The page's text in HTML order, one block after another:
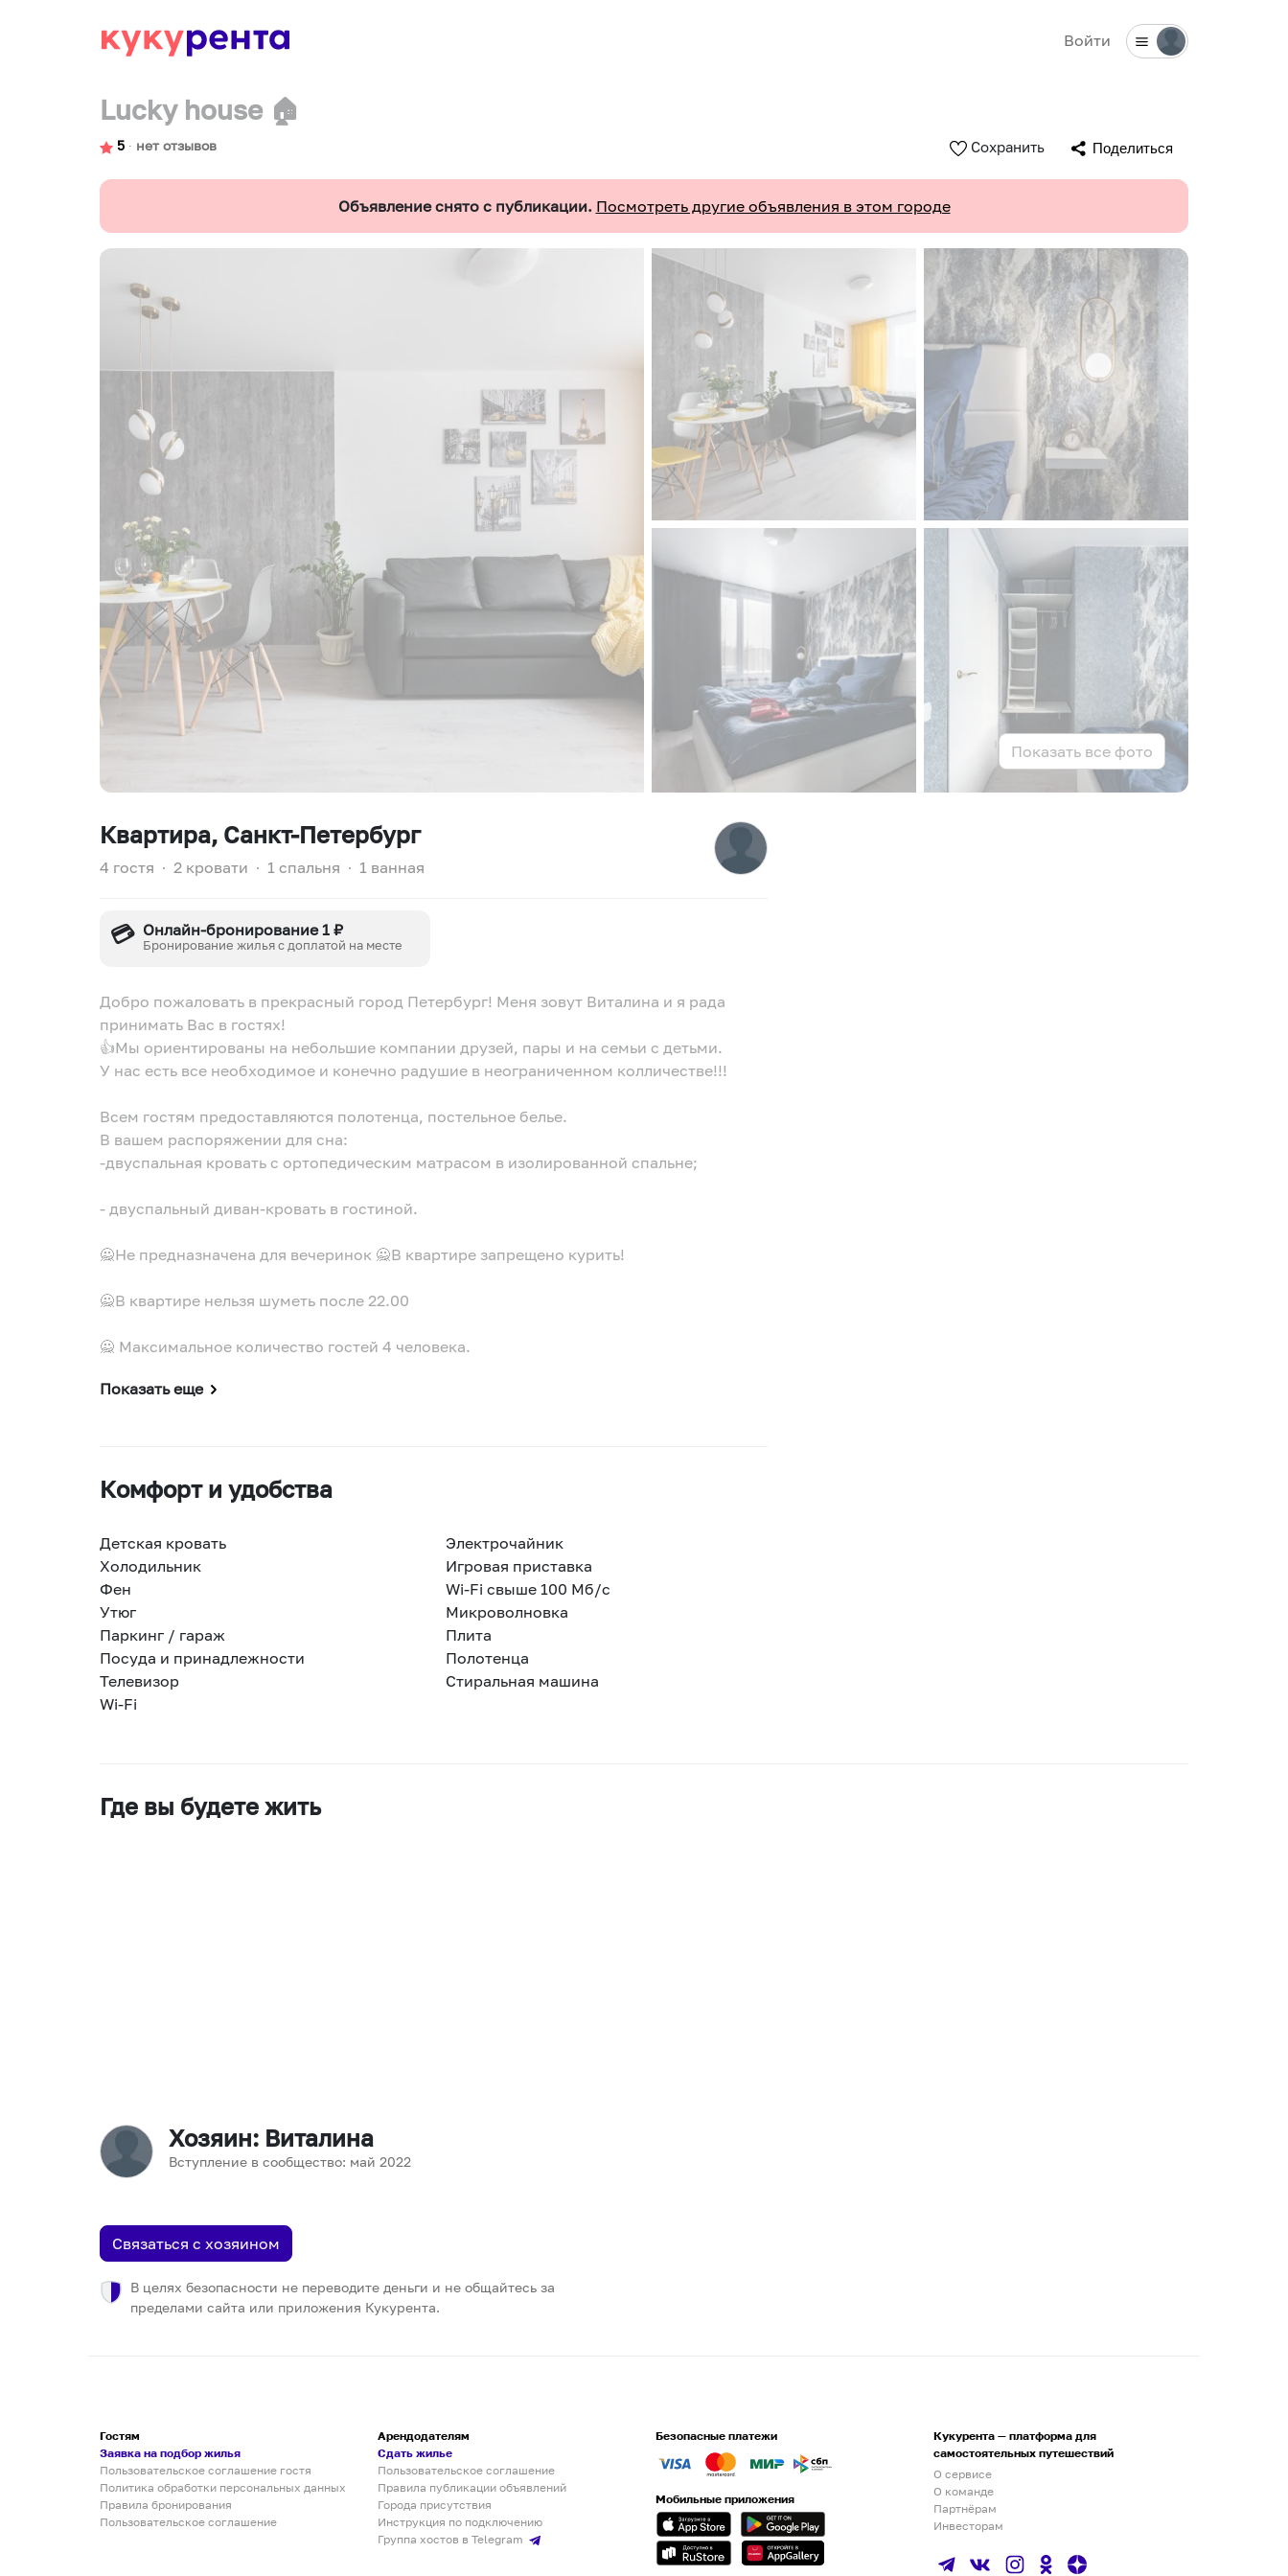
Войти
Lucky house 🏠
5 ∙ нет отзывов Сохранить Поделиться
Объявление снято с публикации. Посмотреть другие объявления в этом городе
Показать все фото
Квартира, Санкт-Петербург
4 гостя ∙ 2 кровати ∙ 1 спальня ∙ 1 ванная
💳 Онлайн-бронирование 1 ₽
Бронирование жилья с доплатой на месте
Добро пожаловать в прекрасный город Петербург! Меня зовут Виталина и я рада
принимать Вас в гостях!
👍Мы ориентированы на небольшие компании друзей, пары и на семьи с детьми.
У нас есть все необходимое и конечно радушие в неограниченном колличестве!!!
Всем гостям предоставляются полотенца, постельное белье.
В вашем распоряжении для сна:
-двуспальная кровать с ортопедическим матрасом в изолированной спальне;
- двуспальный диван-кровать в гостиной.
🙅Не предназначена для вечеринок 🙅В квартире запрещено курить!
🙅В квартире нельзя шуметь после 22.00
🙅 Максимальное количество гостей 4 человека.
Показать еще
Комфорт и удобства
Детская кровать
Электрочайник
Холодильник
Игровая приставка
Фен
Wi-Fi свыше 100 Мб/с
Утюг
Микроволновка
Паркинг / гараж
Плита
Посуда и принадлежности
Полотенца
Телевизор
Стиральная машина
Wi-Fi
Где вы будете жить
Хозяин: Виталина
Вступление в сообщество: май 2022
Связаться с хозяином
В целях безопасности не переводите деньги и не общайтесь за
пределами сайта или приложения Кукурента.
Гостям
Заявка на подбор жилья
Пользовательское соглашение гостя
Политика обработки персональных данных
Правила бронирования
Пользовательское соглашение
Арендодателям
Сдать жилье
Пользовательское соглашение
Правила публикации объявлений
Города присутствия
Инструкция по подключению
Группа хостов в Telegram
Безопасные платежи
Мобильные приложения
Кукурента — платформа для
самостоятельных путешествий
О сервисе
О команде
Партнёрам
Инвесторам